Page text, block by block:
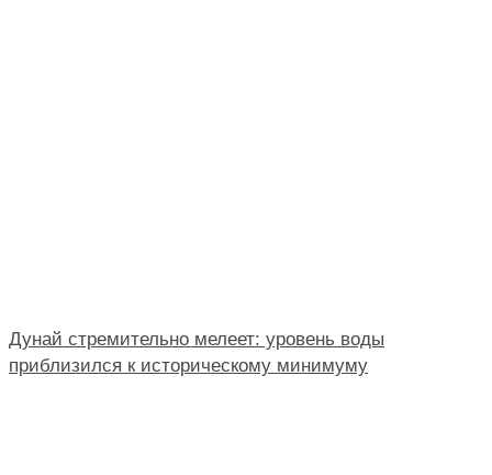
Дунай стремительно мелеет: уровень воды
приблизился к историческому минимуму